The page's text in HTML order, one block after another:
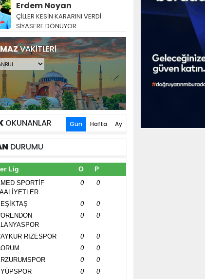
Erdem Noyan
ÇİLLER KESİN KARARINI VERDİ
SİYASERE DÖNÜYOR.
VAKİTLERİ
OKUNANLAR Gün Hafta Ay
DURUMU
Lig O P
SPORTİF
0 0
0
0
0 0
RİZESPOR 0
0
0
0
0
0
0
0